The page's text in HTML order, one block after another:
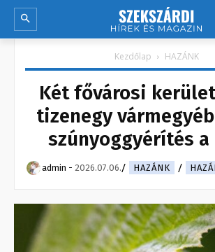
Kezdőlap HAZÁNK
Két fővárosi
tizenegy
szúnyoggyérítés a
admin - 2026.07.06. HAZÁNK